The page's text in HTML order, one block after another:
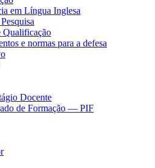
em Língua Inglesa
Qualificação
e normas para a defesa
Docente
de Formação — PIF